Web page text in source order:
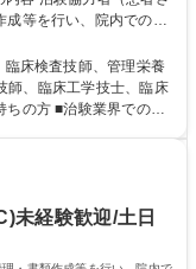
成等を行い、院内での治
の力になれる、未経験
者さ
ル調整・管理、ヒアリ
従事者・依頼先への調
やすい環境。育休復帰
床検査技師、管理栄養
師、臨床工学技士、臨床
ちの方 ■治験業界での就
内容や薬剤について補
ップを目指せます。
修を5日間受けていただ
サポートいたします。
語学力： 資格：看護師
未経験歓迎/土日